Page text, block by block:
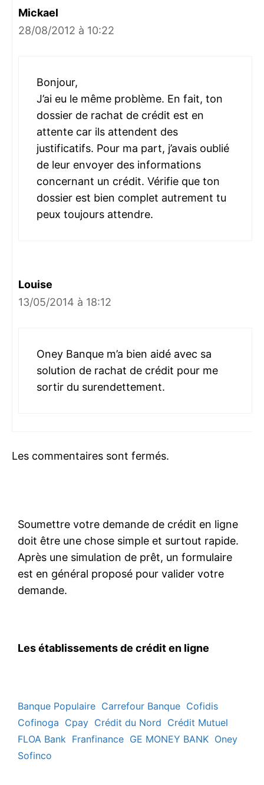
Mickael
28/08/2012 à 10:22
Bonjour,
J’ai eu le même problème. En fait, ton
dossier de rachat de crédit est en
attente car ils attendent des
justificatifs. Pour ma part, j’avais oublié
de leur envoyer des informations
concernant un crédit. Vérifie que ton
dossier est bien complet autrement tu
peux toujours attendre.
Louise
13/05/2014 à 18:12
Oney Banque m’a bien aidé avec sa
solution de rachat de crédit pour me
sortir du surendettement.
Les commentaires sont fermés.
Soumettre votre demande de crédit en ligne
doit être une chose simple et surtout rapide.
Après une simulation de prêt, un formulaire
est en général proposé pour valider votre
demande.
Les établissements de crédit en ligne
Banque Populaire Carrefour Banque Cofidis
Cofinoga Cpay Crédit du Nord Crédit Mutuel
FLOA Bank Franfinance GE MONEY BANK Oney
Sofinco